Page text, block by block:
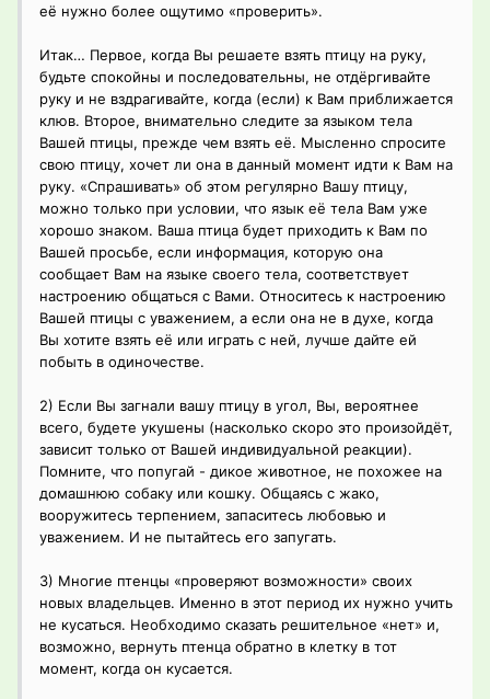
её нужно более ощутимо «проверить».
Итак… Первое, когда Вы решаете взять птицу на руку,
будьте спокойны и последовательны, не отдёргивайте
руку и не вздрагивайте, когда (если) к Вам приближается
клюв. Второе, внимательно следите за языком тела
Вашей птицы, прежде чем взять её. Мысленно спросите
свою птицу, хочет ли она в данный момент идти к Вам на
руку. «Спрашивать» об этом регулярно Вашу птицу,
можно только при условии, что язык её тела Вам уже
хорошо знаком. Ваша птица будет приходить к Вам по
Вашей просьбе, если информация, которую она
сообщает Вам на языке своего тела, соответствует
настроению общаться с Вами. Относитесь к настроению
Вашей птицы с уважением, а если она не в духе, когда
Вы хотите взять её или играть с ней, лучше дайте ей
побыть в одиночестве.
2) Если Вы загнали вашу птицу в угол, Вы, вероятнее
всего, будете укушены (насколько скоро это произойдёт,
зависит только от Вашей индивидуальной реакции).
Помните, что попугай - дикое животное, не похожее на
домашнюю собаку или кошку. Общаясь с жако,
вооружитесь терпением, запаситесь любовью и
уважением. И не пытайтесь его запугать.
3) Многие птенцы «проверяют возможности» своих
новых владельцев. Именно в этот период их нужно учить
не кусаться. Необходимо сказать решительное «нет» и,
возможно, вернуть птенца обратно в клетку в тот
момент, когда он кусается.